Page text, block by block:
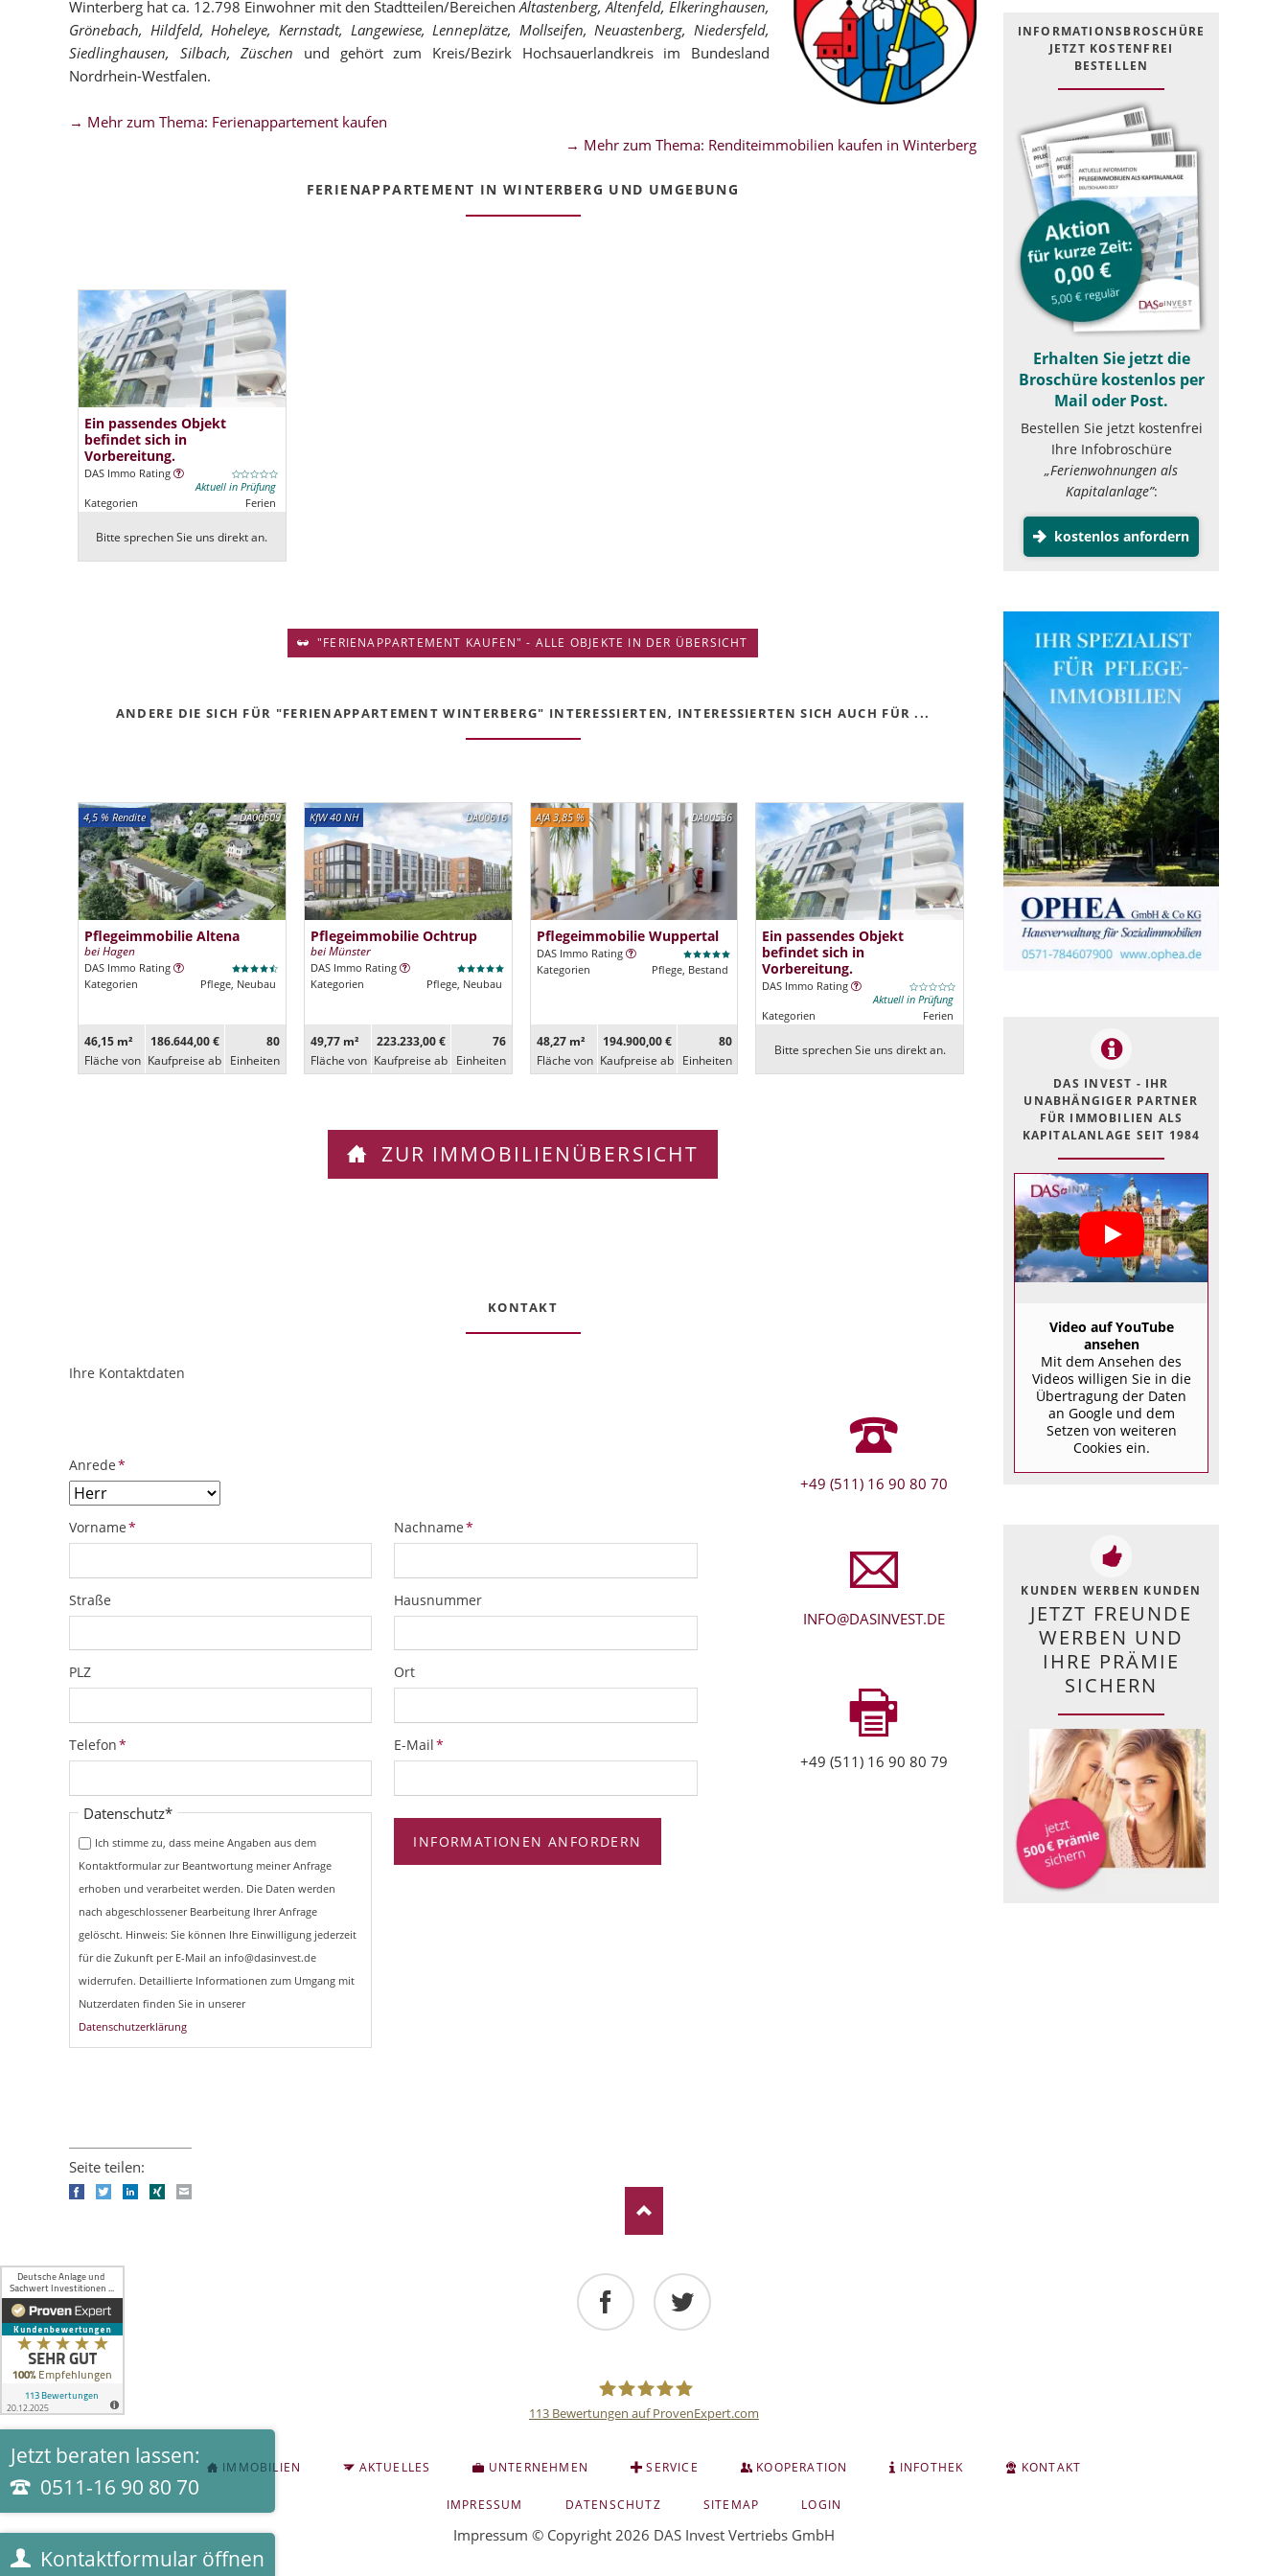
Jetzt beraten lassen:
0511-16 90 80 70
Kontaktformular öffnen
Winterberg hat ca. 12.798 Einwohner mit den Stadtteilen/BereichenAltastenberg, Altenfeld, Elkeringhausen,
Grönebach, Hildfeld, Hoheleye, Kernstadt, Langewiese, Lenneplätze, Mollseifen, Neuastenberg, Niedersfeld,
Siedlinghausen, Silbach, Züschen und gehört zum Kreis/Bezirk Hochsauerlandkreis im Bundesland
Nordrhein-Westfalen.
→ Mehr zum Thema: Ferienappartement kaufen
→ Mehr zum Thema: Renditeimmobilien kaufen in Winterberg
FERIENAPPARTEMENT IN WINTERBERG UND UMGEBUNG
Ein passendes Objekt
befindet sich in
Vorbereitung.
DAS Immo Rating
Aktuell in Prüfung
Kategorien
Ferien
Bitte sprechen Sie uns direkt an.
"FERIENAPPARTEMENT KAUFEN" - ALLE OBJEKTE IN DER ÜBERSICHT
ANDERE DIE SICH FÜR "FERIENAPPARTEMENT WINTERBERG" INTERESSIERTEN, INTERESSIERTEN SICH AUCH FÜR ...
DA00609
4,5 % Rendite
Pflegeimmobilie Altena
bei Hagen
DAS Immo Rating
Kategorien
Pflege, Neubau
46,15 m²
Fläche von
186.644,00 €
Kaufpreise ab
80
Ein­heiten
DA00616
KfW 40 NH
Pflegeimmobilie Ochtrup
bei Münster
DAS Immo Rating
Kategorien
Pflege, Neubau
49,77 m²
Fläche von
223.233,00 €
Kaufpreise ab
76
Ein­heiten
DA00536
AfA 3,85 %
Pflegeimmobilie Wuppertal
DAS Immo Rating
Kategorien
Pflege, Bestand
48,27 m²
Fläche von
194.900,00 €
Kaufpreise ab
80
Ein­heiten
Ein passendes Objekt
befindet sich in
Vorbereitung.
DAS Immo Rating
Aktuell in Prüfung
Kategorien
Ferien
Bitte sprechen Sie uns direkt an.
ZUR IMMOBILIENÜBERSICHT
KONTAKT
ObjektPlatzhalter
URL
Ihre Kontaktdaten
Pflichtfeld
Anrede*
Pflichtfeld
Vorname* Pflichtfeld
Nachname*
Straße Hausnummer
PLZ Ort
Pflichtfeld
Telefon* Pflichtfeld
E-Mail*
Pflichtfeld
Datenschutz*
Ich stimme zu, dass meine Angaben aus dem
Kontaktformular zur Beantwortung meiner Anfrage
erhoben und verarbeitet werden. Die Daten werden
nach abgeschlossener Bearbeitung Ihrer Anfrage
gelöscht. Hinweis: Sie können Ihre Einwilligung jederzeit
für die Zukunft per E-Mail an info@dasinvest.de
widerrufen. Detaillierte Informationen zum Umgang mit
Nutzerdaten finden Sie in unserer
Datenschutzerklärung
INFORMATIONEN ANFORDERN
+49 (511) 16 90 80 70
INFO@DASINVEST.DE
+49 (511) 16 90 80 79
INFOR­MATIONS­BROSCHÜRE
JETZT KOSTEN­FREI
BESTELLEN
Erhalten Sie jetzt die
Broschüre kostenlos per
Mail oder Post.
Bestellen Sie jetzt kostenfrei
Ihre Infobroschüre
„Ferienwohnungen als
Kapitalanlage”:
kostenlos anfordern
DAS INVEST - IHR
UNABHÄNGIGER PARTNER
FÜR IMMOBILIEN ALS
KAPITALANLAGE SEIT 1984
Video auf YouTube
ansehen
Mit dem Ansehen des
Videos willigen Sie in die
Übertragung der Daten
an Google und dem
Setzen von weiteren
Cookies ein.
KUNDEN WERBEN KUNDEN
JETZT FREUNDE
WERBEN UND
IHRE PRÄMIE
SICHERN
Seite teilen:
FacebookTwitterLinkedIn
Xing
und
113 Bewertungen auf ProvenExpert.com
NAVIGATION
ÜBERSPRINGEN
IMMOBILIEN AKTUELLES UNTERNEHMEN SERVICE KOOPERATION INFOTHEK
KONTAKT
ÜBERSPRINGEN
IMPRESSUM DATENSCHUTZ SITEMAP LOGIN
Impressum © Copyright 2026 DAS Invest Vertriebs GmbH